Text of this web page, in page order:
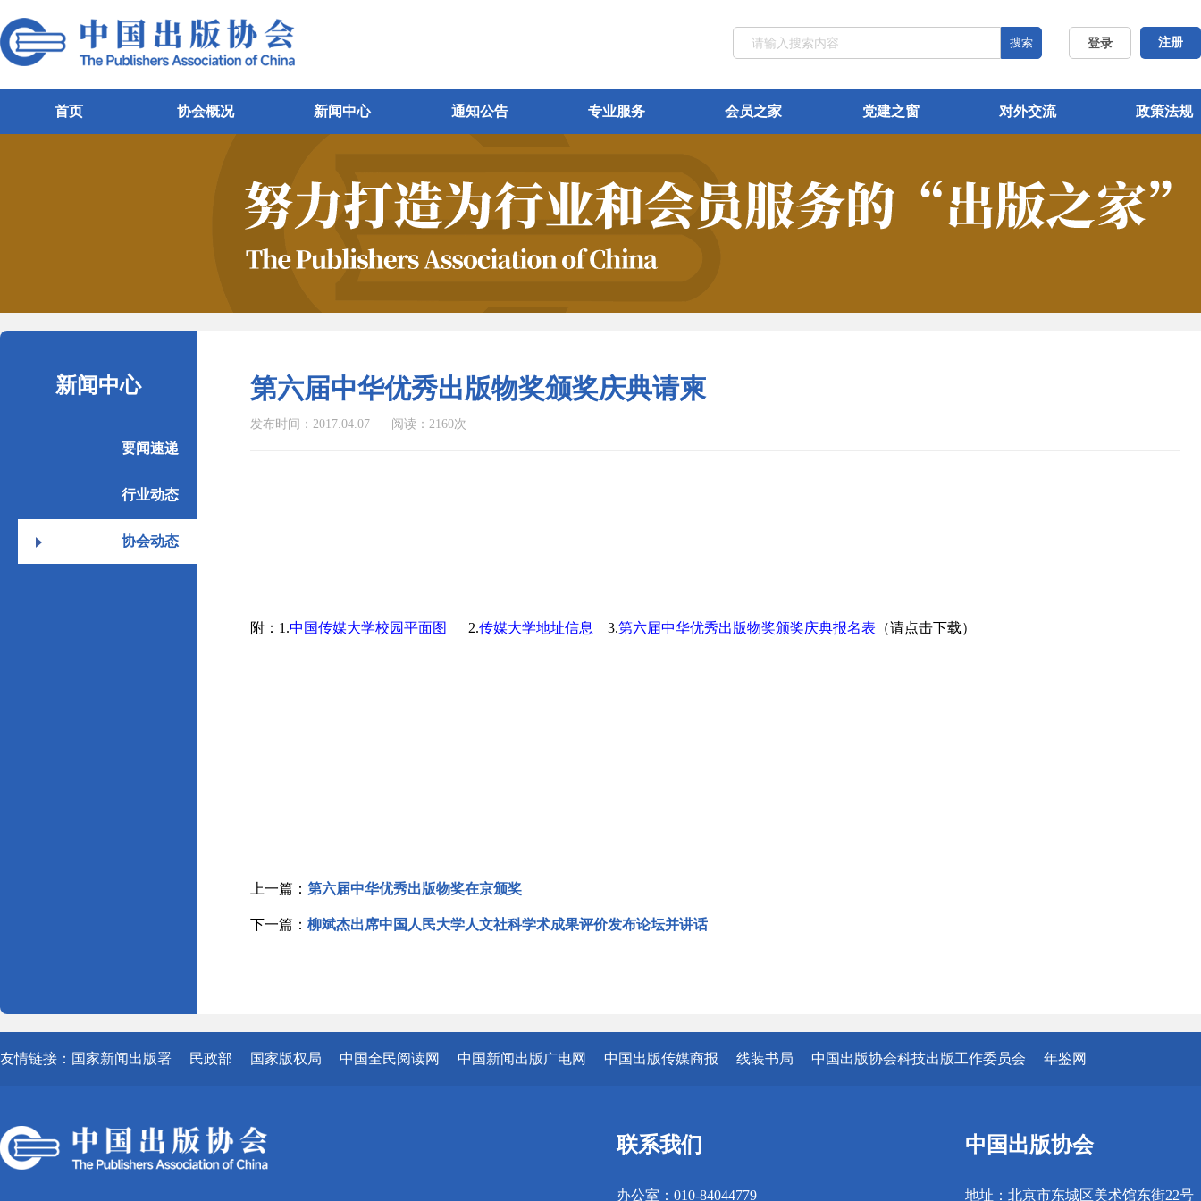
登录 注册
搜索
首页 协会概况 新闻中心 通知公告 专业服务 会员之家 党建之窗 对外交流 政策法规
新闻中心
要闻速递
行业动态
协会动态
第六届中华优秀出版物奖颁奖庆典请柬
发布时间：2017.04.07 阅读：2160次
附：1.中国传媒大学校园平面图 2.传媒大学地址信息 3.第六届中华优秀出版物奖颁奖庆典报名表 （请点击下载）
上一篇： 第六届中华优秀出版物奖在京颁奖
下一篇： 柳斌杰出席中国人民大学人文社科学术成果评价发布论坛并讲话
友情链接： 国家新闻出版署 民政部 国家版权局 中国全民阅读网 中国新闻出版广电网 中国出版传媒商报 线装书局 中国出版协会科技出版工作委员会 年鉴网
联系我们
办公室：010-84044779
中国出版协会
地址：北京市东城区美术馆东街22号